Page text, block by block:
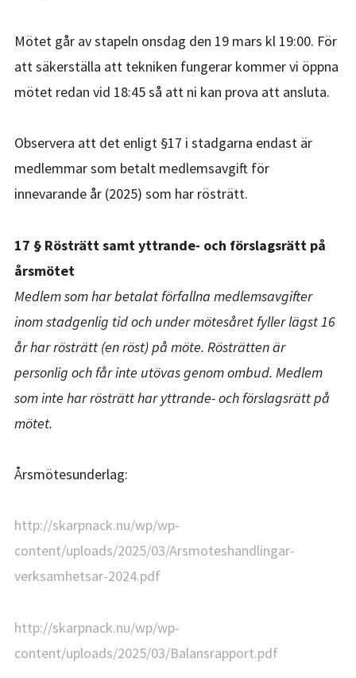
Mötet går av stapeln onsdag den 19 mars kl 19:00. För
att säkerställa att tekniken fungerar kommer vi öppna
mötet redan vid 18:45 så att ni kan prova att ansluta.
Observera att det enligt §17 i stadgarna endast är
medlemmar som betalt medlemsavgift för
innevarande år (2025) som har rösträtt.
17 § Rösträtt samt yttrande- och förslagsrätt på
årsmötet
Medlem som har betalat förfallna medlemsavgifter
inom stadgenlig tid och under mötesåret fyller lägst 16
år har rösträtt (en röst) på möte. Rösträtten är
personlig och får inte utövas genom ombud. Medlem
som inte har rösträtt har yttrande- och förslagsrätt på
mötet.
Årsmötesunderlag:
http://skarpnack.nu/wp/wp-
content/uploads/2025/03/Arsmoteshandlingar-
verksamhetsar-2024.pdf
http://skarpnack.nu/wp/wp-
content/uploads/2025/03/Balansrapport.pdf